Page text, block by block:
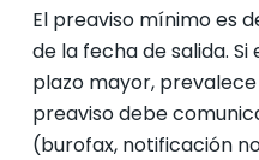
El preaviso mínimo es
de la fecha de salida.
plazo mayor,
preaviso debe
(burofax, notificación